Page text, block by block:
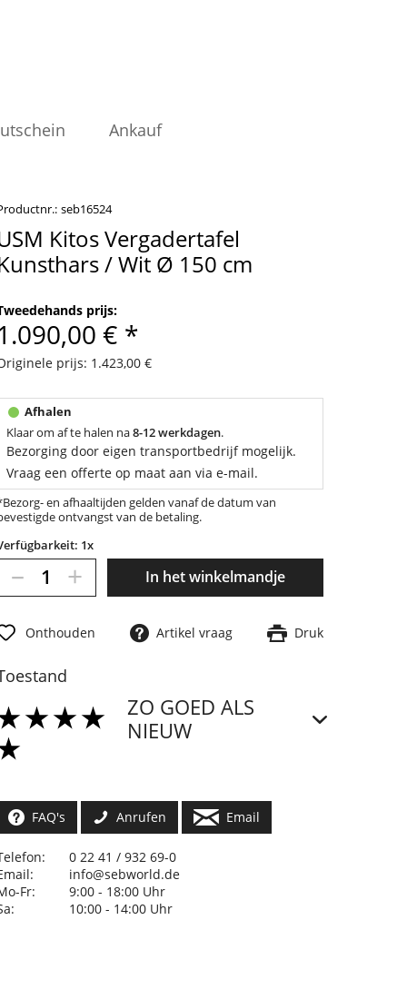
Ankauf
seb16524
Kitos Vergadertafel
/ Wit Ø 150 cm
prijs:
€ *
prijs: 1.423,00 €
Klaar om af te halen na8-12 werkdagen.
Bezorging door eigen transportbedrijf mogelijk.
Vraag een offerte op maat aan via e-mail.
en afhaaltijden gelden vanaf de datum van
ontvangst van de betaling.
1x
– + In het winkelmandje
Onthouden Artikel vraag Druk
ZO GOED ALS
NIEUW
FAQ's Anrufen Email
0 22 41 / 932 69-0
info@sebworld.de
Fr:
9:00 - 18:00 Uhr
10:00 - 14:00 Uhr